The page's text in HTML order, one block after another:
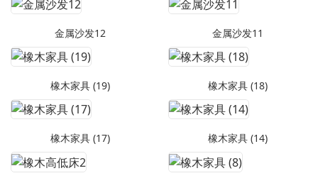
金属沙发12 金属沙发11
橡木家具 (19) 橡木家具 (18)
橡木家具 (17) 橡木家具 (14)